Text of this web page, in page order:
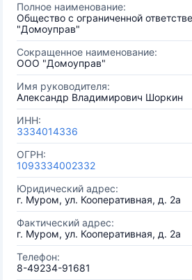
Полное наименование:
Общество с ограниченной
"Домоуправ"
Сокращенное наименование:
ООО "Домоуправ"
Имя руководителя:
Александр Владимирович Шоркин
ИНН:
3334014336
ОГРН:
1093334002332
Юридический адрес:
г. Муром, ул. Кооперативная, д. 2а
Фактический адрес:
г. Муром, ул. Кооперативная, д. 2а
Телефон:
8-49234-91681